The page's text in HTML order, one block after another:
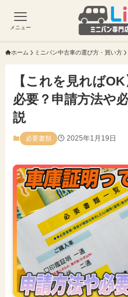
メニュー
ホーム ミニバン中古車の選び方・買い方
【これを見れば
必要？申請方法や
説
必要書類 2025年1月19日